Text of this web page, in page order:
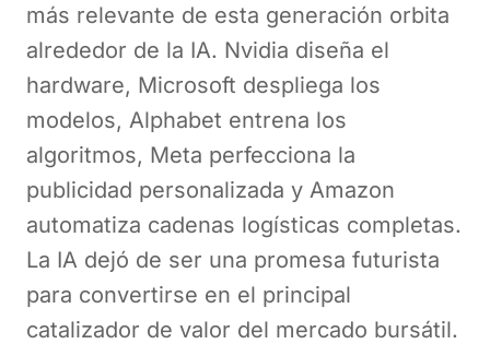
más relevante de esta generación orbita
alrededor de la IA. Nvidia diseña el
hardware, Microsoft despliega los
modelos, Alphabet entrena los
algoritmos, Meta perfecciona la
publicidad personalizada y Amazon
automatiza cadenas logísticas completas.
La IA dejó de ser una promesa futurista
para convertirse en el principal
catalizador de valor del mercado bursátil.